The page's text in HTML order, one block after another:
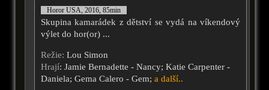
Horor USA, 2016, 85min
Skupina kamarádek z dětství se vydá na víkendový
výlet do hor(or) ...
Režie: Lou Simon
Hrají: Jamie Bernadette - Nancy; Katie Carpenter -
Daniela; Gema Calero - Gem; a další..